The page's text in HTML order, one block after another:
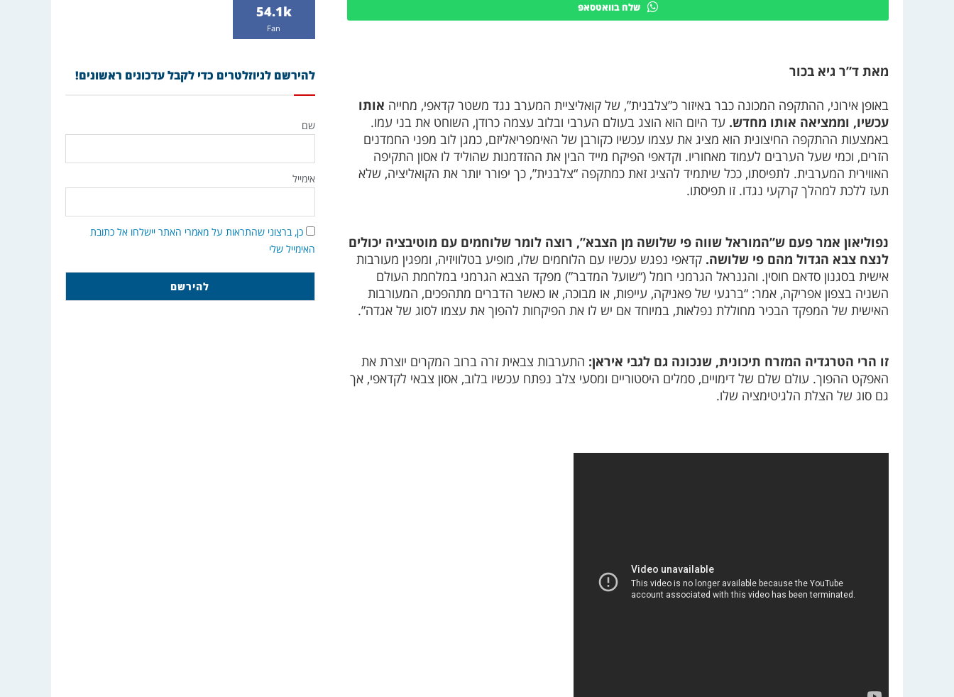
שלח בוואטסאפ
מאת ד”ר גיא בכור
באופן אירוני, ההתקפה המכונה כבר באיזור כ”צלבנית”, של קואליציית המערב נגד משטר קדאפי, מחייה אותו
עכשיו, וממציאה אותו מחדש. עד היום הוא הוצג בעולם הערבי ובלוב עצמה כרודן, השוחט את בני עמו.
באמצעות ההתקפה החיצונית הוא מציג את עצמו עכשיו כקורבן של האימפריאליזם, כמגן לוב מפני החמדנים
הזרים, וכמי שעל הערבים לעמוד מאחוריו. וקדאפי הפיקח מייד הבין את ההזדמנות שהוליד לו אסון התקיפה
האווירית המערבית. לתפיסתו, ככל שיתמיד להציג זאת כמתקפה “צלבנית”, כך יפורר יותר את הקואליציה, שלא
תעז ללכת למהלך קרקעי נגדו. זו תפיסתו.
נפוליאון אמר פעם ש”המוראל שווה פי שלושה מן הצבא”, רוצה לומר שלוחמים עם מוטיבציה יכולים
לנצח צבא הגדול מהם פי שלושה. קדאפי נפגש עכשיו עם הלוחמים שלו, מופיע בטלוויזיה, ומפגין מעורבות
אישית בסגנון סדאם חוסין. והגנראל הגרמני רומל (“שועל המדבר”) מפקד הצבא הגרמני במלחמת העולם
השניה בצפון אפריקה, אמר: “ברגעי של פאניקה, עייפות, או מבוכה, או כאשר הדברים מתהפכים, המעורבות
האישית של המפקד הבכיר מחוללת נפלאות, במיוחד אם יש לו את הפיקחות להפוך את עצמו לסוג של אגדה”.
זו הרי הטרגדיה המזרח תיכונית, שנכונה גם לגבי איראן: התערבות צבאית זרה ברוב המקרים יוצרת את
האפקט ההפוך. עולם שלם של דימויים, סמלים היסטוריים ומסעי צלב נפתח עכשיו בלוב, אסון צבאי לקדאפי, אך
גם סוג של הצלת הלגיטימציה שלו.
54.1k
Fan
להירשם לניוזלטרים כדי לקבל עדכונים ראשונים!
שם
אימייל
כן, ברצוני שהתראות על מאמרי האתר יישלחו אל כתובת
האימייל שלי